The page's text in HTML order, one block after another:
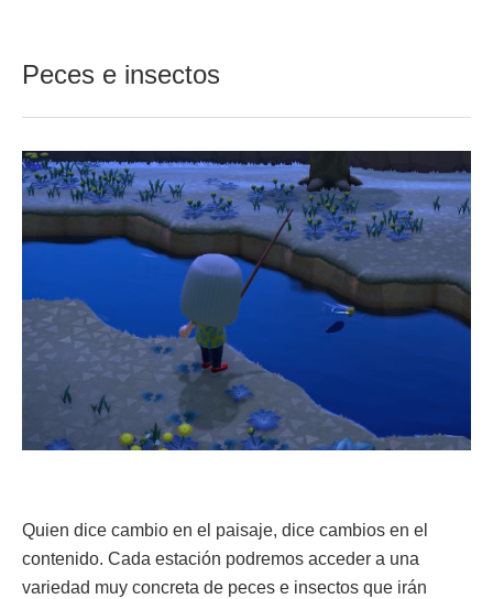
Peces e insectos
Quien dice cambio en el paisaje, dice cambios en el
contenido. Cada estación podremos acceder a una
variedad muy concreta de peces e insectos que irán